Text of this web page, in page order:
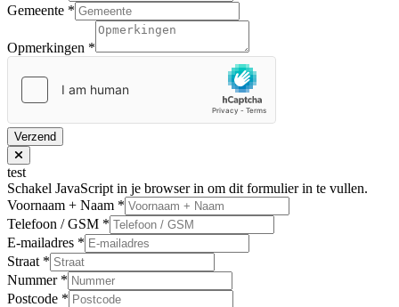
Gemeente *
Opmerkingen *
Verzend
test
Schakel JavaScript in je browser in om dit formulier in te vullen.
Voornaam + Naam *
Telefoon / GSM *
E-mailadres *
Straat *
Nummer *
Postcode *